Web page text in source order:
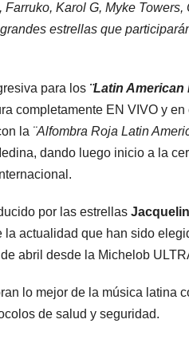
Farruko, Karol G, Myke
estrellas que
para los ¨Latin
completamente EN VIVO y
la ¨Alfombra Roja Latin
dando luego inicio a la
por las estrellas
actualidad que han sido
abril desde la Michelob
lo mejor de la música latina
de salud y seguridad.